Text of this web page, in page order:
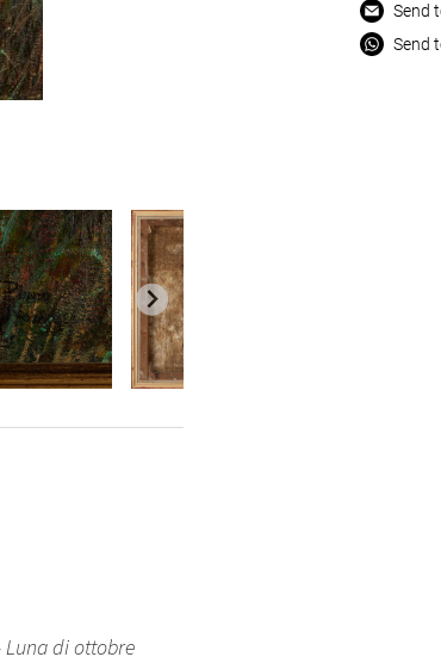
Send
Send
di ottobre